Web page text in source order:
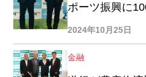
ポーツ振興に
2024年10月25日
金融